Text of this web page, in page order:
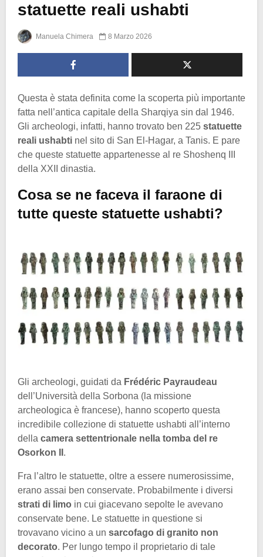
statuette reali ushabti
Manuela Chimera 8 Marzo 2026
Questa è stata definita come la scoperta più importante
fatta nell’antica capitale della Sharqiya sin dal 1946.
Gli archeologi, infatti, hanno trovato ben 225 statuette
reali ushabti nel sito di San El-Hagar, a Tanis. E pare
che queste statuette appartenesse al re Shoshenq III
della XXII dinastia.
Cosa se ne faceva il faraone di
tutte queste statuette ushabti?
Gli archeologi, guidati da Frédéric Payraudeau
dell’Università della Sorbona (la missione
archeologica è francese), hanno scoperto questa
incredibile collezione di statuette ushabti all’interno
della camera settentrionale nella tomba del re
Osorkon II .
Fra l’altro le statuette, oltre a essere numerosissime,
erano assai ben conservate. Probabilmente i diversi
strati di limo in cui giacevano sepolte le avevano
conservate bene. Le statuette in questione si
trovavano vicino a un sarcofago di granito non
decorato. Per lungo tempo il proprietario di tale